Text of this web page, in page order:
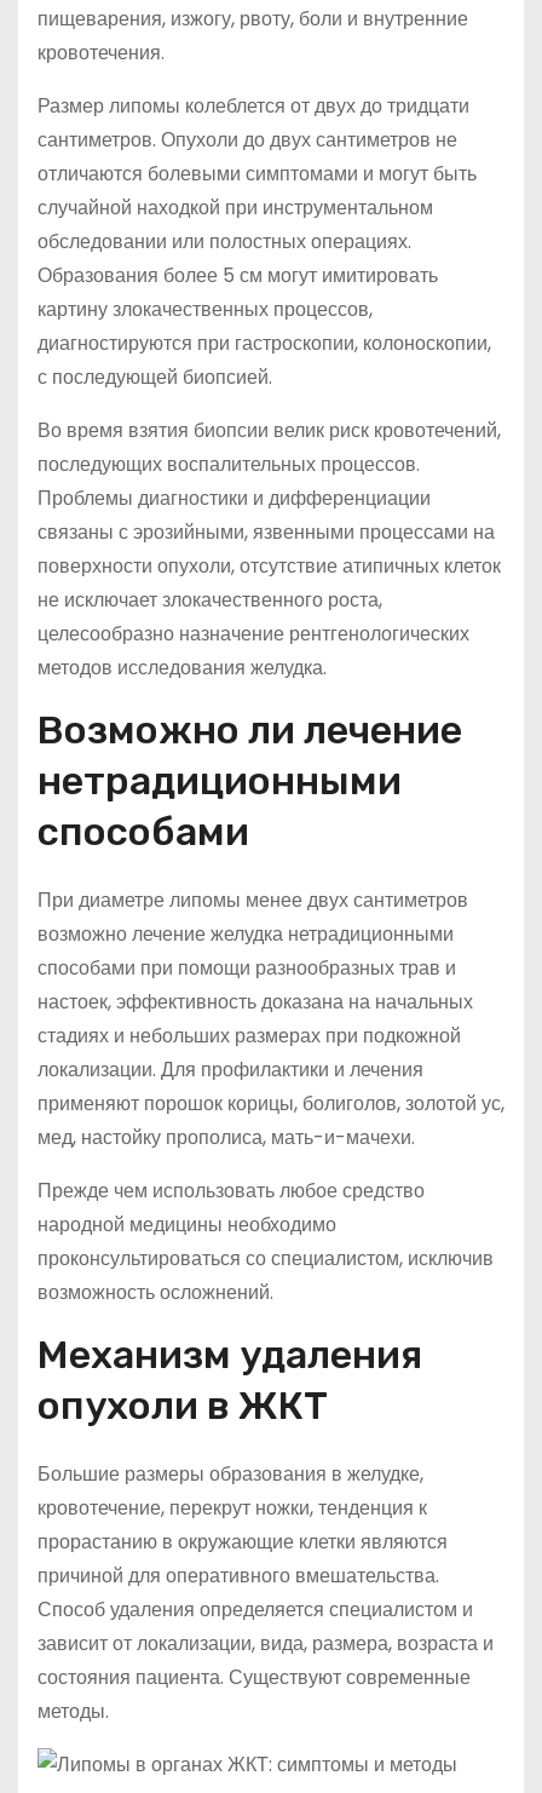
пищеварения, изжогу, рвоту, боли и внутренние
кровотечения.
Размер липомы колеблется от двух до тридцати
сантиметров. Опухоли до двух сантиметров не
отличаются болевыми симптомами и могут быть
случайной находкой при инструментальном
обследовании или полостных операциях.
Образования более 5 см могут имитировать
картину злокачественных процессов,
диагностируются при гастроскопии, колоноскопии,
с последующей биопсией.
Во время взятия биопсии велик риск кровотечений,
последующих воспалительных процессов.
Проблемы диагностики и дифференциации
связаны с эрозийными, язвенными процессами на
поверхности опухоли, отсутствие атипичных клеток
не исключает злокачественного роста,
целесообразно назначение рентгенологических
методов исследования желудка.
Возможно ли лечение
нетрадиционными
способами
При диаметре липомы менее двух сантиметров
возможно лечение желудка нетрадиционными
способами при помощи разнообразных трав и
настоек, эффективность доказана на начальных
стадиях и небольших размерах при подкожной
локализации. Для профилактики и лечения
применяют порошок корицы, болиголов, золотой ус,
мед, настойку прополиса, мать-и-мачехи.
Прежде чем использовать любое средство
народной медицины необходимо
проконсультироваться со специалистом, исключив
возможность осложнений.
Механизм удаления
опухоли в ЖКТ
Большие размеры образования в желудке,
кровотечение, перекрут ножки, тенденция к
прорастанию в окружающие клетки являются
причиной для оперативного вмешательства.
Способ удаления определяется специалистом и
зависит от локализации, вида, размера, возраста и
состояния пациента. Существуют современные
методы.